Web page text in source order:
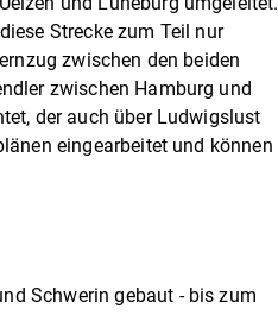
Strecke zum Teil nur
zwischen den beiden
zwischen Hamburg und
der auch über Ludwigslust
eingearbeitet und können
Schwerin gebaut - bis zum